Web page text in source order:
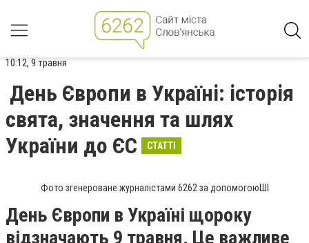
10:12, 9 травня
День Європи в Україні: історія
свята, значення та шлях
України до ЄС
СТАТТІ
Фото згенероване журналістами 6262 за допомогоюШІ
День Європи в Україні щороку
відзначають 9 травня. Це важливе